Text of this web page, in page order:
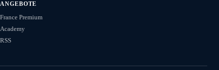
ANGEBOTE
France Premium
Academy
RSS